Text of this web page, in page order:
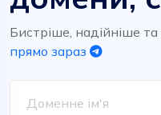
Бистріше, надійніше
прямо зараз